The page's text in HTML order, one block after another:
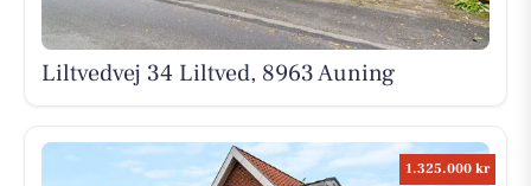
Liltvedvej 34 Liltved, 8963 Auning
1.325.000 kr